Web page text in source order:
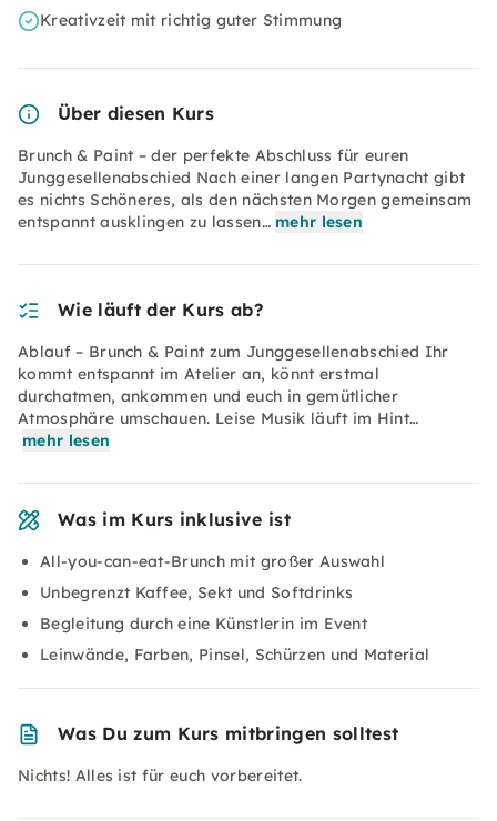
Kreativzeit mit richtig guter Stimmung
Über diesen Kurs
Brunch & Paint – der perfekte Abschluss für euren
Junggesellenabschied Nach einer langen Partynacht gibt
es nichts Schöneres, als den nächsten Morgen gemeinsam
entspannt ausklingen zu lassen… mehr lesen
Wie läuft der Kurs ab?
Ablauf – Brunch & Paint zum Junggesellenabschied Ihr
kommt entspannt im Atelier an, könnt erstmal
durchatmen, ankommen und euch in gemütlicher
Atmosphäre umschauen. Leise Musik läuft im Hint…
mehr lesen
Was im Kurs inklusive ist
All-you-can-eat-Brunch mit großer Auswahl
Unbegrenzt Kaffee, Sekt und Softdrinks
Begleitung durch eine Künstlerin im Event
Leinwände, Farben, Pinsel, Schürzen und Material
Was Du zum Kurs mitbringen solltest
Nichts! Alles ist für euch vorbereitet.